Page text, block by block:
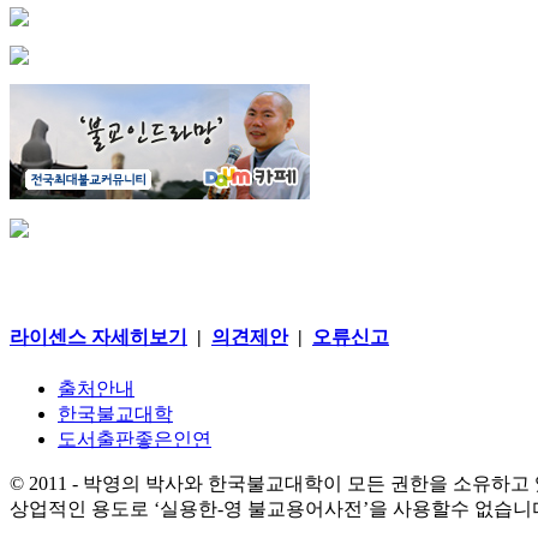
라이센스 자세히보기 | 의견제안| 오류신고
출처안내
한국불교대학
도서출판좋은인연
© 2011 - 박영의 박사와 한국불교대학이 모든 권한을 소유하고
상업적인 용도로 ‘실용한-영 불교용어사전’을 사용할수 없습니